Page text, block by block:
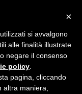
70 CL -
×
si avvalgono
alle finalità illustrate
negare il consenso
policy
pagina, cliccando
maniera,